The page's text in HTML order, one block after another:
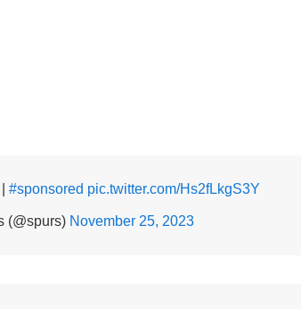
#sponsored pic.twitter.com/Hs2fLkgS3Y
(@spurs) November 25, 2023